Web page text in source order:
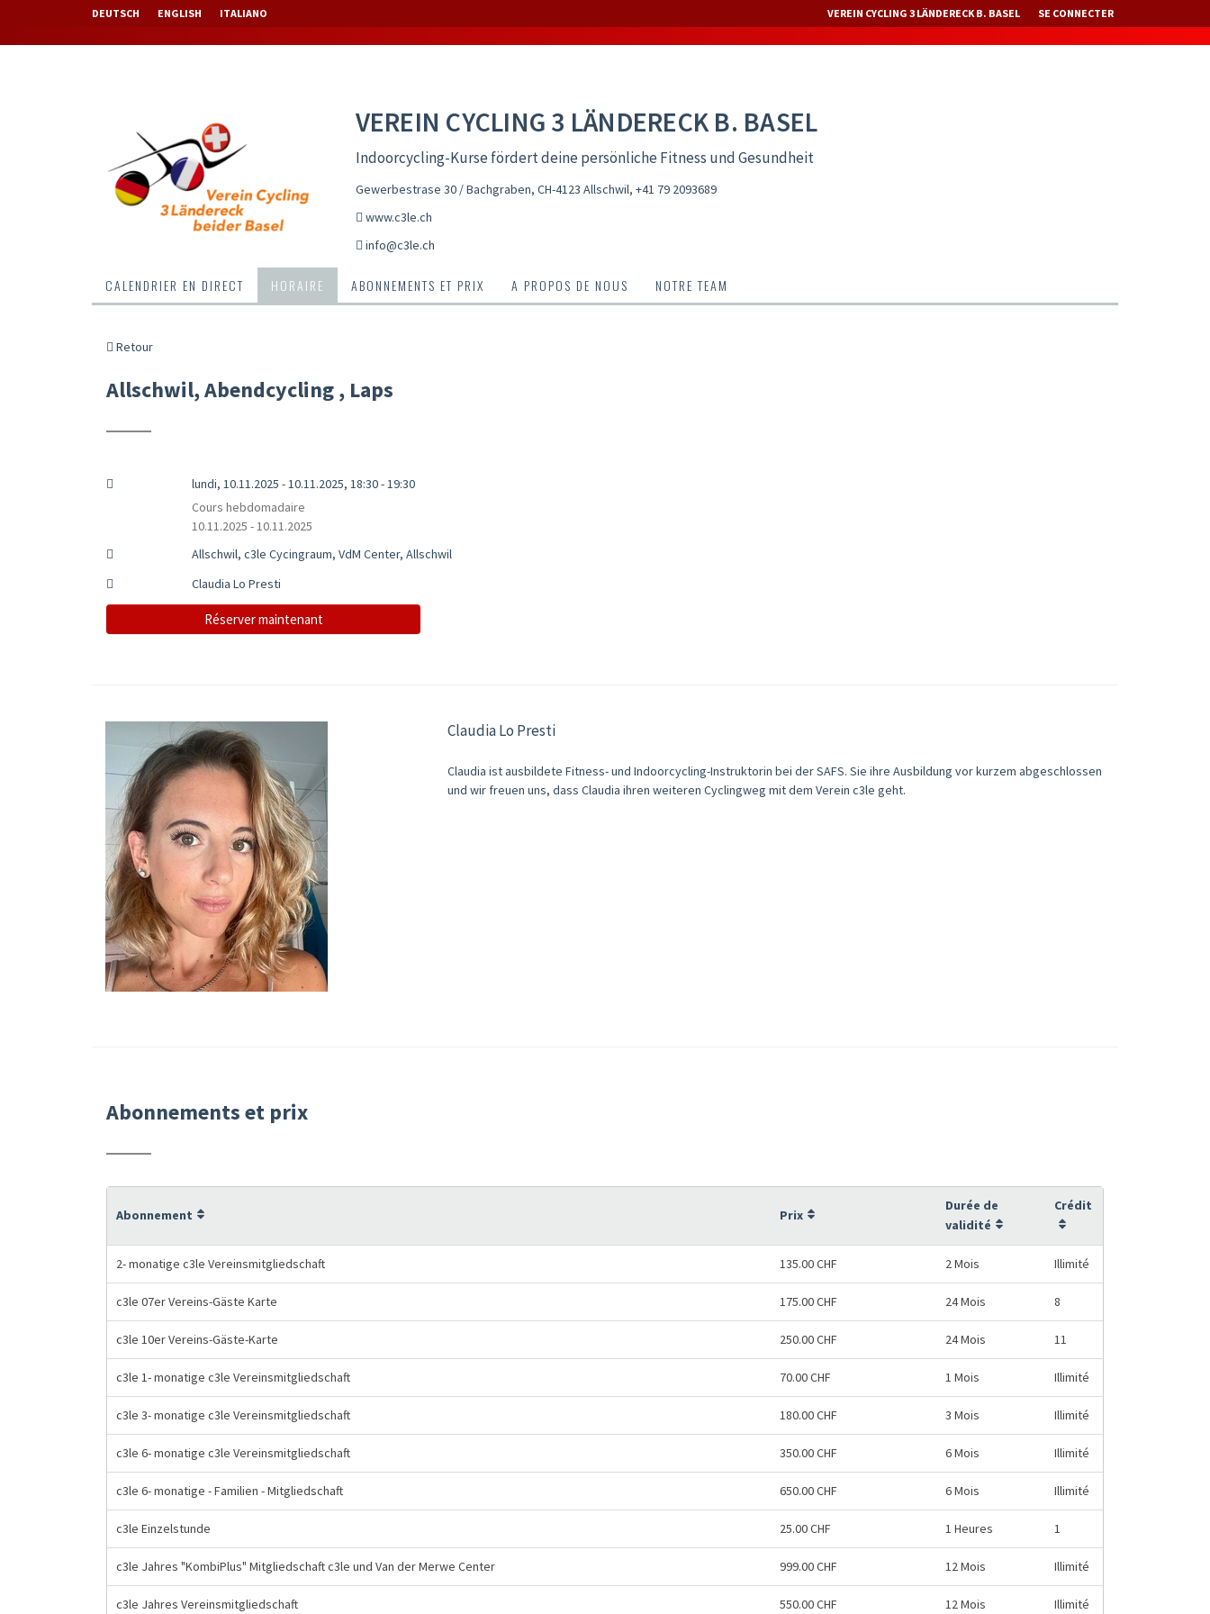
DEUTSCH ENGLISH ITALIANO VEREIN CYCLING 3 LÄNDERECK B. BASEL SE CONNECTER
VEREIN CYCLING 3 LÄNDERECK B. BASEL
Indoorcycling-Kurse fördert deine persönliche Fitness und Gesundheit
Gewerbestrase 30 / Bachgraben, CH-4123 Allschwil, +41 79 2093689
www.c3le.ch
info@c3le.ch
CALENDRIER EN DIRECT HORAIRE ABONNEMENTS ET PRIX A PROPOS DE NOUS NOTRE TEAM
Retour
Allschwil, Abendcycling , Laps
lundi, 10.11.2025 - 10.11.2025, 18:30 - 19:30
Cours hebdomadaire
10.11.2025 - 10.11.2025
Allschwil, c3le Cycingraum, VdM Center, Allschwil
Claudia Lo Presti
Réserver maintenant
Claudia Lo Presti
Claudia ist ausbildete Fitness- und Indoorcycling-Instruktorin bei der SAFS. Sie ihre Ausbildung vor kurzem abgeschlossen
und wir freuen uns, dass Claudia ihren weiteren Cyclingweg mit dem Verein c3le geht.
Abonnements et prix
Abonnement Prix
Durée de
validité
Crédit
2- monatige c3le Vereinsmitgliedschaft 135.00 CHF 2 Mois Illimité
c3le 07er Vereins-Gäste Karte 175.00 CHF 24 Mois 8
c3le 10er Vereins-Gäste-Karte 250.00 CHF 24 Mois 11
c3le 1- monatige c3le Vereinsmitgliedschaft 70.00 CHF 1 Mois Illimité
c3le 3- monatige c3le Vereinsmitgliedschaft 180.00 CHF 3 Mois Illimité
c3le 6- monatige c3le Vereinsmitgliedschaft 350.00 CHF 6 Mois Illimité
c3le 6- monatige - Familien - Mitgliedschaft 650.00 CHF 6 Mois Illimité
c3le Einzelstunde 25.00 CHF 1 Heures 1
c3le Jahres "KombiPlus" Mitgliedschaft c3le und Van der Merwe Center 999.00 CHF 12 Mois Illimité
c3le Jahres Vereinsmitgliedschaft 550.00 CHF 12 Mois Illimité